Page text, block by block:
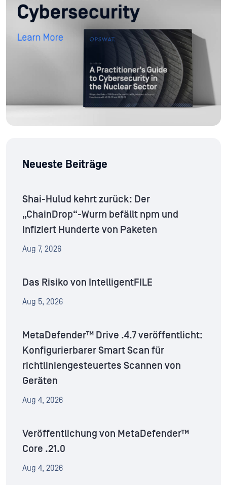
Neueste Beiträge
Shai-Hulud kehrt zurück: Der
„ChainDrop“-Wurm befällt npm und
infiziert Hunderte von Paketen
Aug 7, 2026
Das Risiko von IntelligentFILE
Aug 5, 2026
MetaDefender™ Drive .4.7 veröffentlicht:
Konfigurierbarer Smart Scan für
richtliniengesteuertes Scannen von
Geräten
Aug 4, 2026
Veröffentlichung von MetaDefender™
Core .21.0
Aug 4, 2026